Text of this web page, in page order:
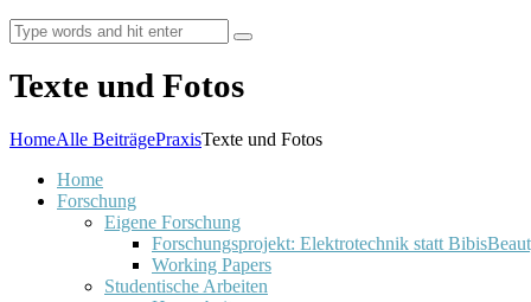
Texte und Fotos
HomeAlle BeiträgePraxisTexte und Fotos
Home
Forschung
Eigene Forschung
Forschungsprojekt: Elektrotechnik statt
Working Papers
Studentische Arbeiten